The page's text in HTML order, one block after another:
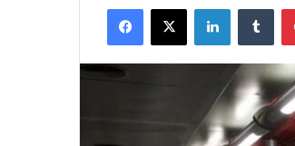
email
Facebook
X LinkedIn